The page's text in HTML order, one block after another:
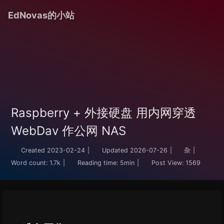
EdNovas的小站
Raspberry + 外接硬盘 用内网穿透
WebDav 作公网 NAS
Created 2023-02-24 Updated 2026-07-26 杂
Word count: 1.7k Reading time: 5min Post View: 1569